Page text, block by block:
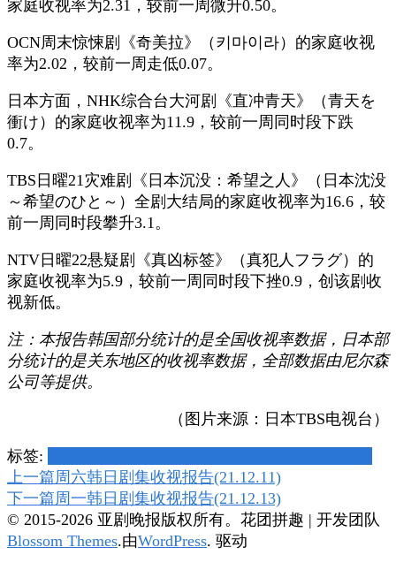
家庭收视率为2.31，较前一周微升0.50。
OCN周末惊悚剧《奇美拉》（키마이라）的家庭收视
率为2.02，较前一周走低0.07。
日本方面，NHK综合台大河剧《直冲青天》（青天を
衝け）的家庭收视率为11.9，较前一周同时段下跌
0.7。
TBS日曜21灾难剧《日本沉没：希望之人》（日本沈没
～希望のひと～）全剧大结局的家庭收视率为16.6，较
前一周同时段攀升3.1。
NTV日曜22悬疑剧《真凶标签》（真犯人フラグ）的
家庭收视率为5.9，较前一周同时段下挫0.9，创该剧收
视新低。
注：本报告韩国部分统计的是全国收视率数据，日本部
分统计的是关东地区的收视率数据，全部数据由尼尔森
公司等提供。
（图片来源：日本TBS电视台）
标签:
博
文
导
上一篇周六韩日剧集收视报告(21.12.11)
下一篇周一韩日剧集收视报告(21.12.13)
© 2015-2026 亚剧晚报版权所有。 花团拼趣 | 开发团队
Blossom Themes.由WordPress. 驱动